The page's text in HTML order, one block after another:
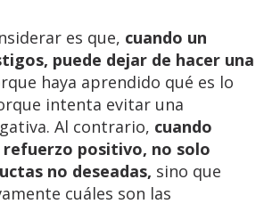
es que, cuando un
puede dejar de hacer una
haya aprendido qué es lo
intenta evitar una
Al contrario, cuando
positivo, no solo
no deseadas, sino que
cuáles son las